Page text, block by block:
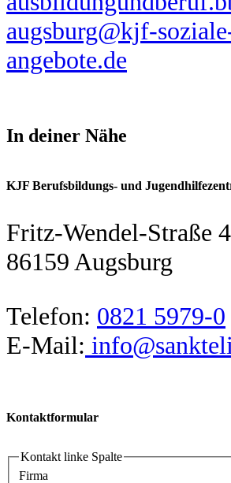
augsburg@kjf-
angebote.de
In deiner Nähe
KJF Berufsbildungs- und
Fritz-Wendel-Straße 4
86159 Augsburg
Telefon: 0821 5979-0
E-Mail:
Kontaktformular
Kontakt linke Spalte
Firma